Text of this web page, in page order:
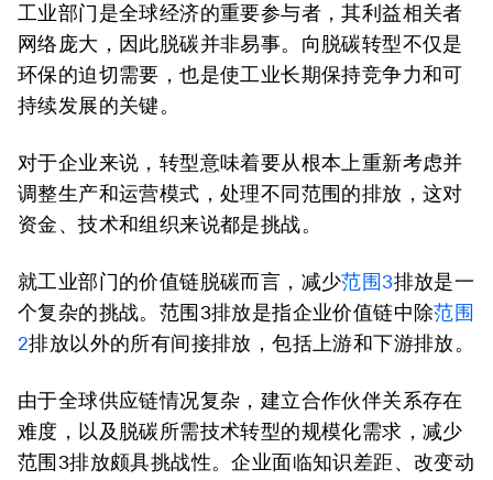
工业部门是全球经济的重要参与者，其利益相关者
网络庞大，因此脱碳并非易事。向脱碳转型不仅是
环保的迫切需要，也是使工业长期保持竞争力和可
持续发展的关键。
对于企业来说，转型意味着要从根本上重新考虑并
调整生产和运营模式，处理不同范围的排放，这对
资金、技术和组织来说都是挑战。
就工业部门的价值链脱碳而言，减少范围3排放是一
个复杂的挑战。范围3排放是指企业价值链中除范围
2排放以外的所有间接排放，包括上游和下游排放。
由于全球供应链情况复杂，建立合作伙伴关系存在
难度，以及脱碳所需技术转型的规模化需求，减少
范围3排放颇具挑战性。企业面临知识差距、改变动